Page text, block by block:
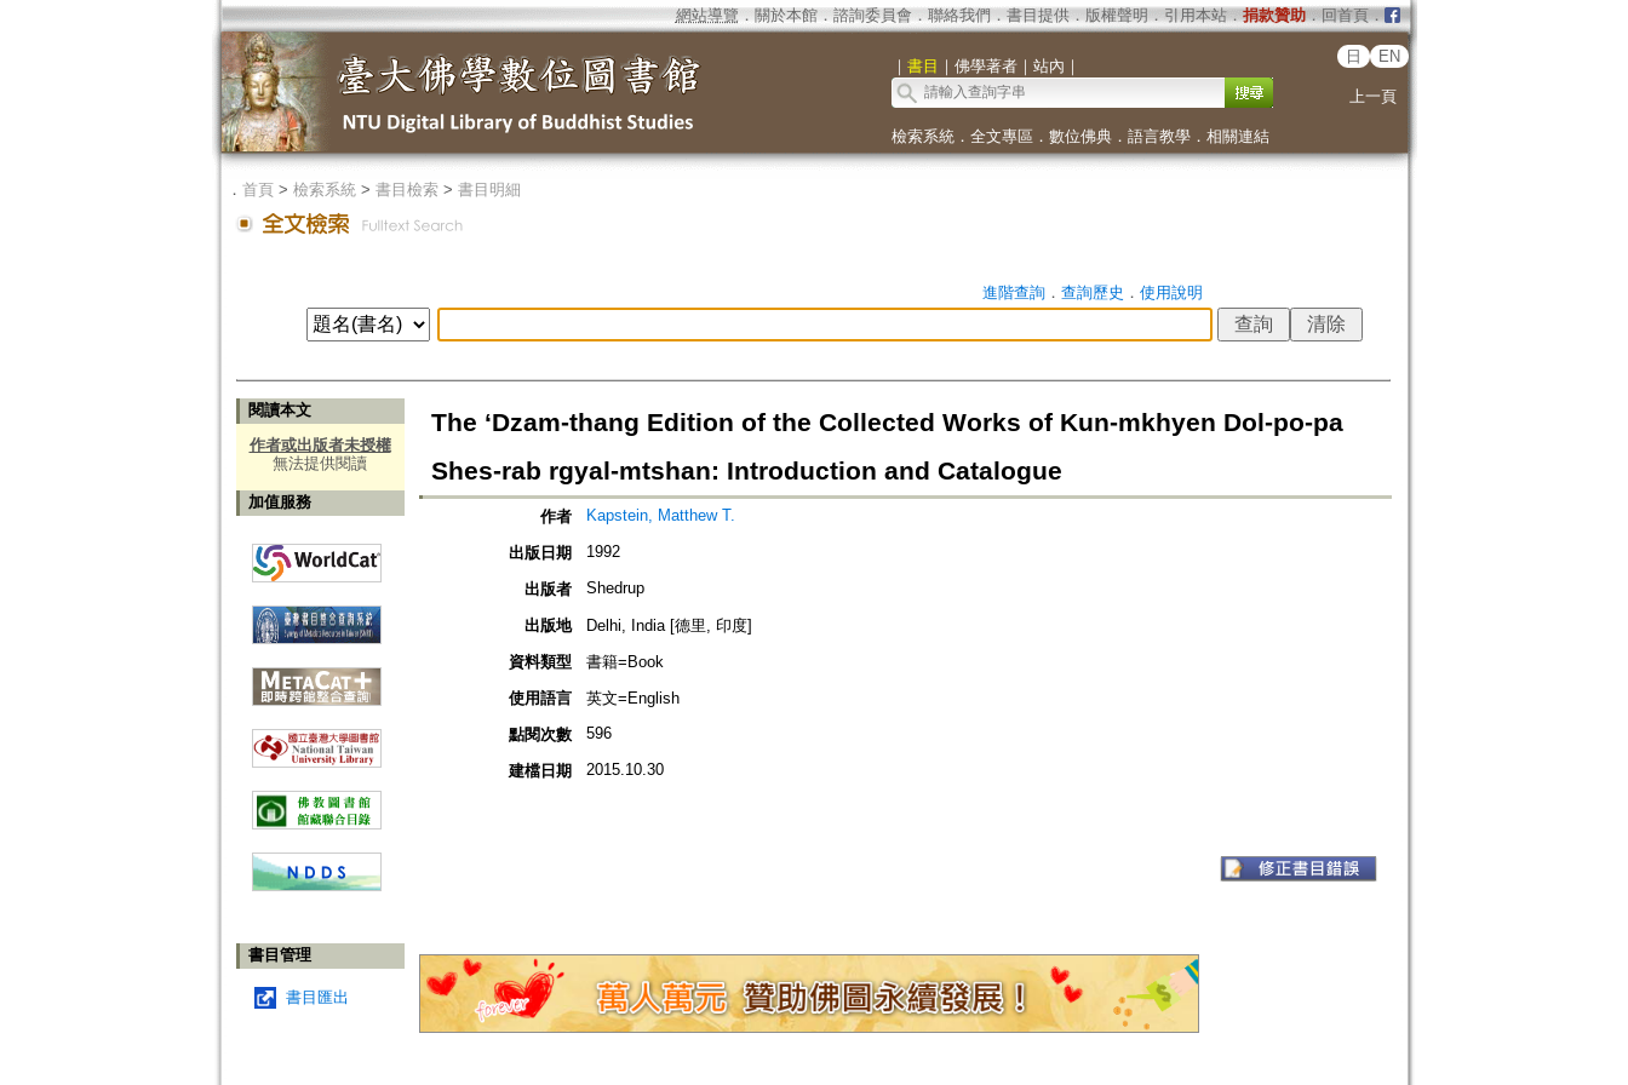
網站導覽 ． 關於本館． 諮詢委員會． 聯絡我們 ． 書目提供． 版權聲明 ． 引用本站． 捐款贊助．回首頁．
｜ 書目 ｜ 佛學著者｜ 站內 ｜
日 EN
上一頁
檢索系統． 全文專區 ． 數位佛典． 語言教學． 相關連結
． 首頁> 檢索系統> 書目檢索> 書目明細
進階查詢． 查詢歷史 ． 使用說明
閱讀本文
作者或出版者未授權
無法提供閱讀
加值服務
書目管理
書目匯出
The ‘Dzam-thang Edition of the Collected Works of Kun-mkhyen Dol-po-pa
Shes-rab rgyal-mtshan: Introduction and Catalogue
作者 Kapstein, Matthew T.
出版日期 1992
出版者 Shedrup
出版地
Delhi, India [德里, 印度]
資料類型
書籍=Book
使用語言
英文=English
點閱次數
596
建檔日期 2015.10.30